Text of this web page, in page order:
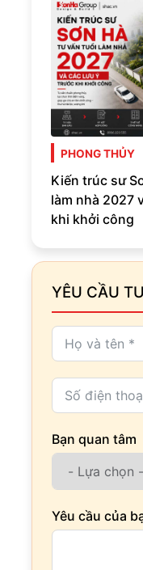
PHONG THỦY
Kiến trúc sư
làm nhà 2027
khi khởi công
YÊU CẦU
Bạn quan tâm
Yêu cầu của